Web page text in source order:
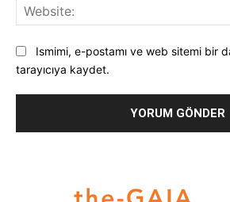
Ismimi, e-postamı ve web sitemi bir
tarayıcıya kaydet.